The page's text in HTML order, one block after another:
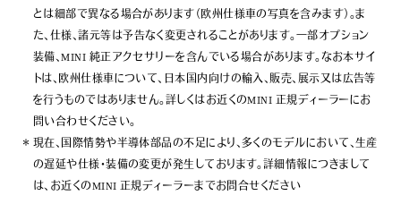
とは細部で異なる場合があります（欧州仕様車の写真を含みます）。ま
た、仕様、諸元等は予告なく変更されることがあります。一部オプション
装備、MINI 純正アクセサリーを含んでいる場合があります。なお本サイ
トは、欧州仕様車について、日本国内向けの輸入、販売、展示又は広告等
を行うものではありません。詳しくはお近くのMINI 正規ディーラーにお
問い合わせください。
現在、国際情勢や半導体部品の不足により、多くのモデルにおいて、生産
の遅延や仕様・装備の変更が発生しております。詳細情報につきまして
は、お近くのMINI 正規ディーラーまでお問合せください